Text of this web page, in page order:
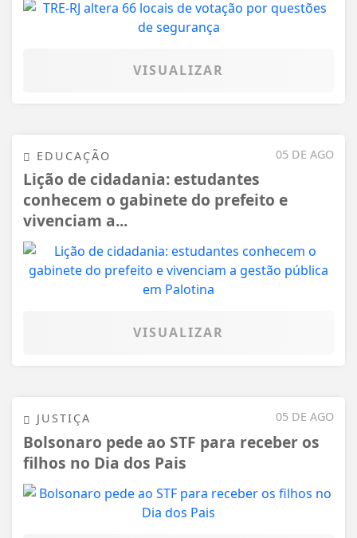
VISUALIZAR
05 DE AGO
EDUCAÇÃO
Lição de cidadania: estudantes
conhecem o gabinete do prefeito e
vivenciam a...
VISUALIZAR
05 DE AGO
JUSTIÇA
Bolsonaro pede ao STF para receber os
filhos no Dia dos Pais